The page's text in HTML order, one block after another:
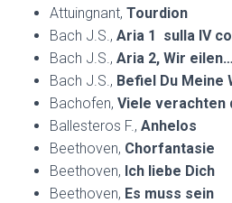
Attuingnant, Tourdion
Bach J.S., Aria 1 sulla IV
Bach J.S., Aria 2, Wir eilen…
Bach J.S., Befiel Du Meine
Bachofen, Viele verachten
Ballesteros F., Anhelos
Beethoven, Chorfantasie
Beethoven, Ich liebe Dich
Beethoven, Es muss sein